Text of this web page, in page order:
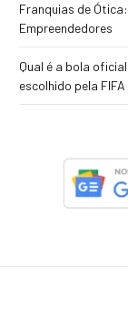
Franquias de
Empreendedores
Qual é a bola
escolhido pela FIFA